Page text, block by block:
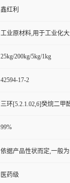
鑫红利
工业原材料,用于工业化
25kg/200kg/5kg/1kg
42594-17-2
三环[5.2.1.02,6]癸烷二甲
99%
依据产品性状而定,一般
医药级